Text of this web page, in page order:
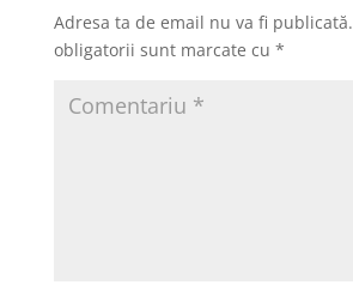
o n ă
Adresa ta de email nu va fi publicată.
obligatorii sunt marcate cu *